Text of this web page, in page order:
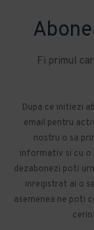
Fi primul
Dupa ce initiezi
email pentru
nostru o sa
informativ si cu o
dezabonezi poti
inregistrat ai o
asemenea ne poti